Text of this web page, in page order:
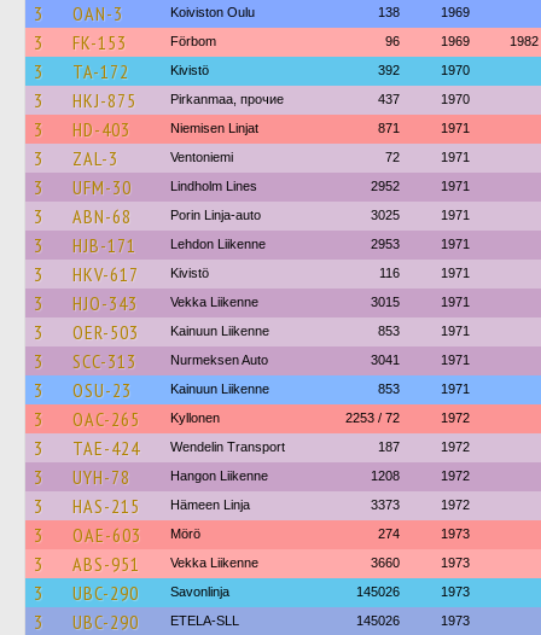
3 OAN-3 Koiviston Oulu 138 1969
3 FK-153 Förbom 96 1969 1982
3 TA-172 Kivistö 392 1970
3 HKJ-875 Pirkanmaa, прочие 437 1970
3 HD-403 Niemisen Linjat 871 1971
3 ZAL-3 Ventoniemi 72 1971
3 UFM-30 Lindholm Lines 2952 1971
3 ABN-68 Porin Linja-auto 3025 1971
3 HJB-171 Lehdon Liikenne 2953 1971
3 HKV-617 Kivistö 116 1971
3 HJO-343 Vekka Liikenne 3015 1971
3 OER-503 Kainuun Liikenne 853 1971
3 SCC-313 Nurmeksen Auto 3041 1971
3 OSU-23 Kainuun Liikenne 853 1971
3 OAC-265 Kyllonen 2253 / 72 1972
3 TAE-424 Wendelin Transport 187 1972
3 UYH-78 Hangon Liikenne 1208 1972
3 HAS-215 Hämeen Linja 3373 1972
3 OAE-603 Mörö 274 1973
3 ABS-951 Vekka Liikenne 3660 1973
3 UBC-290 Savonlinja 145026 1973
3 UBC-290 ETELA-SLL 145026 1973